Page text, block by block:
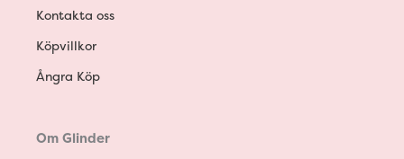
Kontakta oss
Köpvillkor
Ångra Köp
Om Glinder